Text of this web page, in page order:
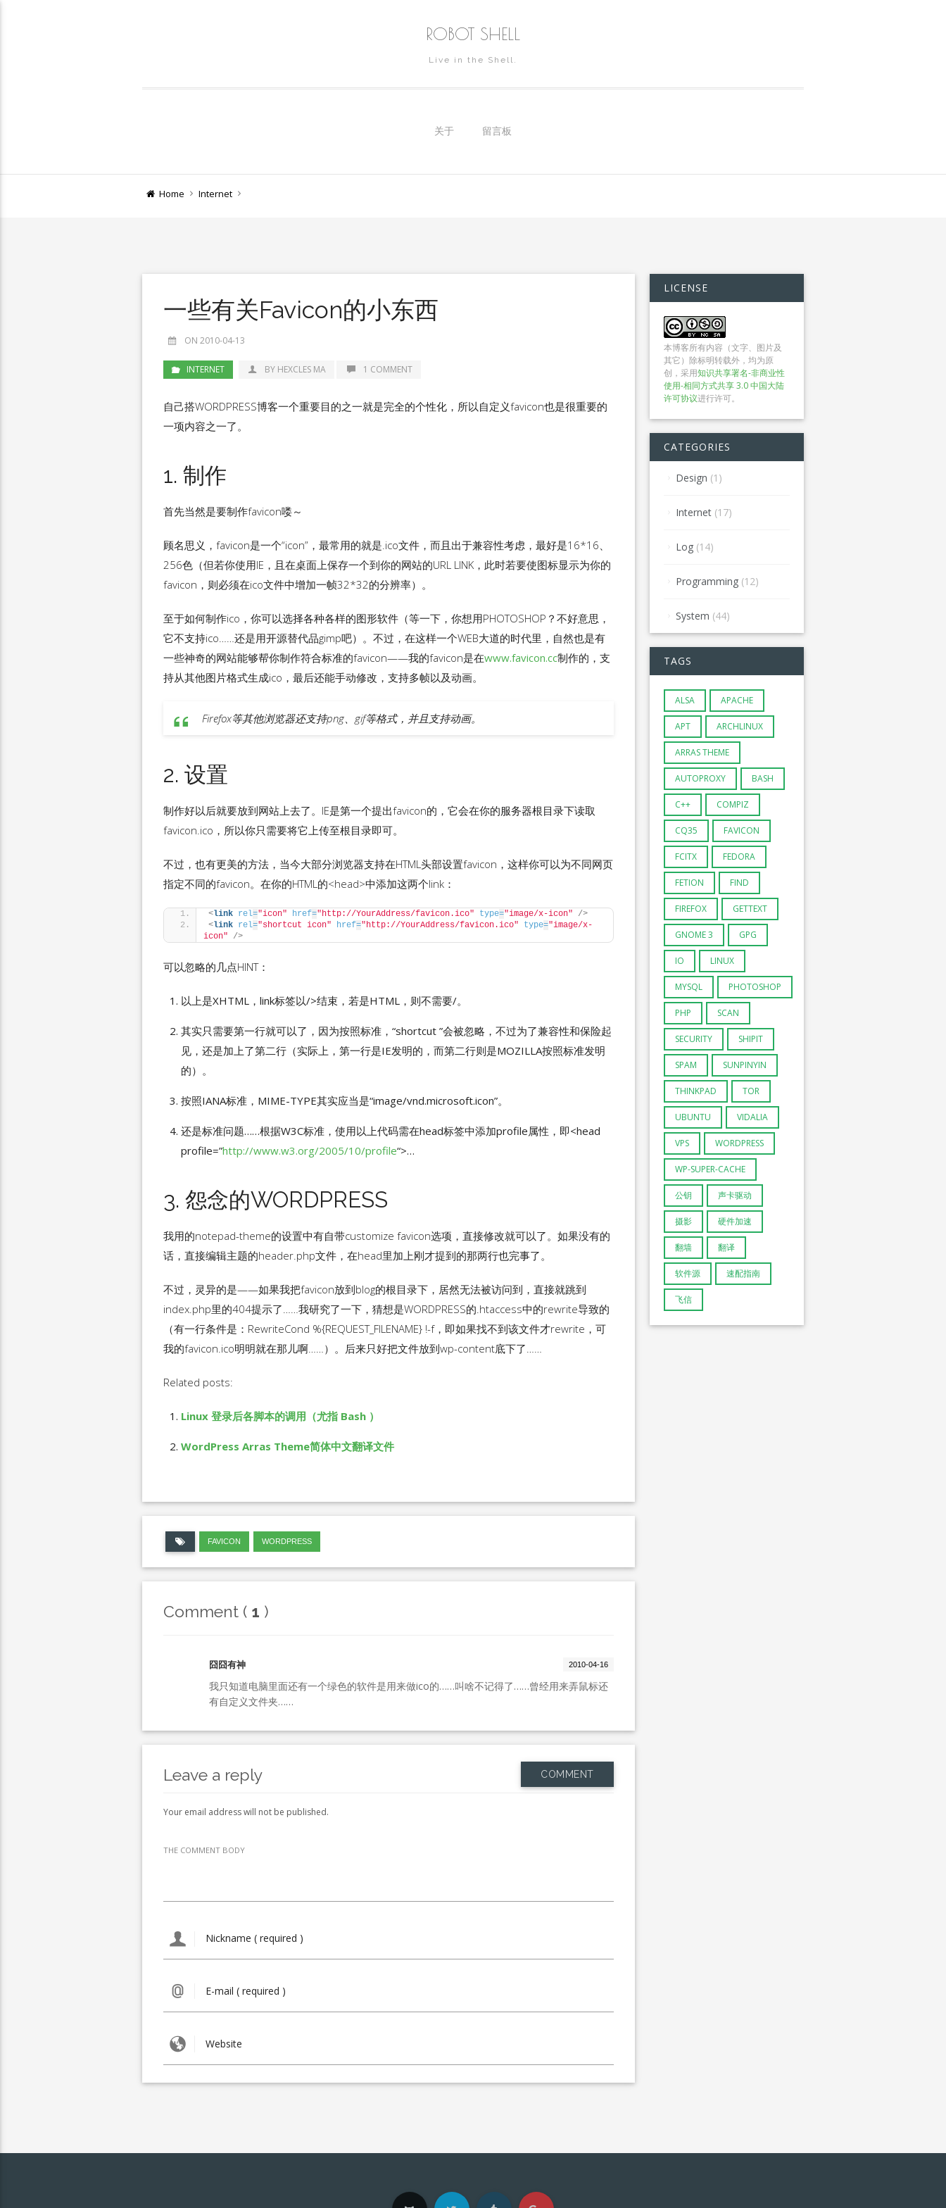
ROBOT SHELL
Live in the Shell.
关于 留言板
Home Internet
一些有关Favicon的小东西
ON 2010-04-13
INTERNET BY HEXCLES MA 1 COMMENT
自己搭WORDPRESS博客一个重要目的之一就是完全的个性化，所以自定义favicon也是很重要的
一项内容之一了。
1. 制作
首先当然是要制作favicon喽～
顾名思义，favicon是一个“icon”，最常用的就是.ico文件，而且出于兼容性考虑，最好是16*16、
256色（但若你使用IE，且在桌面上保存一个到你的网站的URL LINK，此时若要使图标显示为你的
favicon，则必须在ico文件中增加一帧32*32的分辨率）。
至于如何制作ico，你可以选择各种各样的图形软件（等一下，你想用PHOTOSHOP？不好意思，
它不支持ico……还是用开源替代品gimp吧）。不过，在这样一个WEB大道的时代里，自然也是有
一些神奇的网站能够帮你制作符合标准的favicon——我的favicon是在www.favicon.cc制作的，支
持从其他图片格式生成ico，最后还能手动修改，支持多帧以及动画。
Firefox等其他浏览器还支持png、gif等格式，并且支持动画。
2. 设置
制作好以后就要放到网站上去了。IE是第一个提出favicon的，它会在你的服务器根目录下读取
favicon.ico，所以你只需要将它上传至根目录即可。
不过，也有更美的方法，当今大部分浏览器支持在HTML头部设置favicon，这样你可以为不同网页
指定不同的favicon。在你的HTML的<head>中添加这两个link：
<link rel="icon" href="http://YourAddress/favicon.ico" type="image/x-icon"
/>
<link rel="shortcut icon" href="http://YourAddress/favicon.ico" type="image/x-
icon"
/>
可以忽略的几点HINT：
以上是XHTML，link标签以/>结束，若是HTML，则不需要/。
其实只需要第一行就可以了，因为按照标准，“shortcut ”会被忽略，不过为了兼容性和保险起
见，还是加上了第二行（实际上，第一行是IE发明的，而第二行则是MOZILLA按照标准发明
的）。
按照IANA标准，MIME-TYPE其实应当是“image/vnd.microsoft.icon”。
还是标准问题……根据W3C标准，使用以上代码需在head标签中添加profile属性，即<head
profile=”http://www.w3.org/2005/10/profile“>…
3. 怨念的WORDPRESS
我用的notepad-theme的设置中有自带customize favicon选项，直接修改就可以了。如果没有的
话，直接编辑主题的header.php文件，在head里加上刚才提到的那两行也完事了。
不过，灵异的是——如果我把favicon放到blog的根目录下，居然无法被访问到，直接就跳到
index.php里的404提示了……我研究了一下，猜想是WORDPRESS的.htaccess中的rewrite导致的
（有一行条件是：RewriteCond %{REQUEST_FILENAME} !-f，即如果找不到该文件才rewrite，可
我的favicon.ico明明就在那儿啊……）。后来只好把文件放到wp-content底下了……
Related posts:
Linux 登录后各脚本的调用（尤指 Bash ）
WordPress Arras Theme简体中文翻译文件
FAVICON WORDPRESS
Comment ( 1 )
2010-04-16
囧囧有神
我只知道电脑里面还有一个绿色的软件是用来做ico的……叫啥不记得了……曾经用来弄鼠标还
有自定义文件夹……
Leave a reply COMMENT
Your email address will not be published.
THE COMMENT BODY
LICENSE
本博客所有内容（文字、图片及
其它）除标明转载外，均为原
创，采用知识共享署名-非商业性
使用-相同方式共享 3.0 中国大陆
许可协议进行许可。
CATEGORIES
Design (1)
Internet(17)
Log(14)
Programming(12)
System (44)
TAGS
ALSA APACHE
APT ARCHLINUX
ARRAS THEME
AUTOPROXY BASH
C++ COMPIZ
CQ35 FAVICON
FCITX FEDORA
FETION FIND
FIREFOX GETTEXT
GNOME 3 GPG
IO LINUX
MYSQL PHOTOSHOP
PHP SCAN
SECURITY SHIPIT
SPAM SUNPINYIN
THINKPAD TOR
UBUNTU VIDALIA
VPS WORDPRESS
WP-SUPER-CACHE
公钥 声卡驱动
摄影 硬件加速
翻墙 翻译
软件源 速配指南
飞信